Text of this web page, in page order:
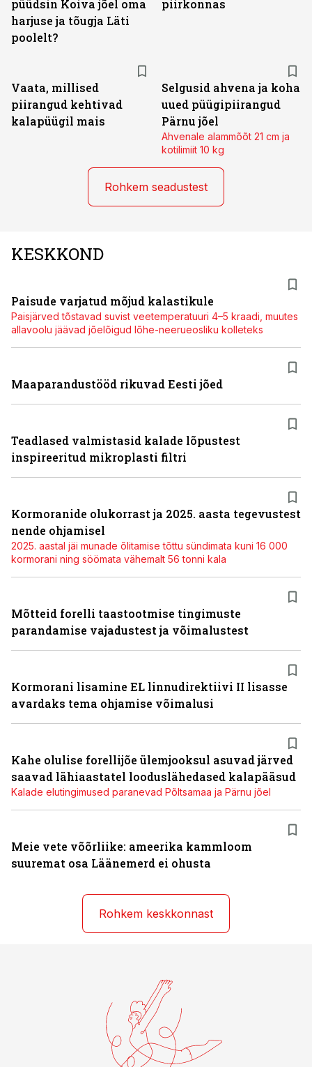
püüdsin Koiva jõel oma
harjuse ja tõugja Läti
poolelt?
piirkonnas
Vaata, millised
piirangud kehtivad
kalapüügil mais
Selgusid ahvena ja koha
uued püügipiirangud
Pärnu jõel
Ahvenale alammõõt 21 cm ja
kotilimiit 10 kg
Rohkem seadustest
KESKKOND
Paisude varjatud mõjud kalastikule
Paisjärved tõstavad suvist veetemperatuuri 4–5 kraadi, muutes
allavoolu jäävad jõelõigud lõhe-neerueosliku kolleteks
Maaparandustööd rikuvad Eesti jõed
Teadlased valmistasid kalade lõpustest
inspireeritud mikroplasti filtri
Kormoranide olukorrast ja 2025. aasta tegevustest
nende ohjamisel
2025. aastal jäi munade õlitamise tõttu sündimata kuni 16 000
kormorani ning söömata vähemalt 56 tonni kala
Mõtteid forelli taastootmise tingimuste
parandamise vajadustest ja võimalustest
Kormorani lisamine EL linnudirektiivi II lisasse
avardaks tema ohjamise võimalusi
Kahe olulise forellijõe ülemjooksul asuvad järved
saavad lähiaastatel looduslähedased kalapääsud
Kalade elutingimused paranevad Põltsamaa ja Pärnu jõel
Meie vete võõrliike: ameerika kammloom
suuremat osa Läänemerd ei ohusta
Rohkem keskkonnast